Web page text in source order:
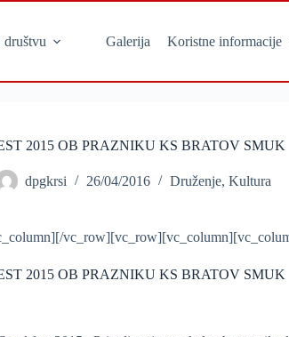
društvu Galerija Koristne informacije
2015 OB PRAZNIKU KS BRATOV SMUK
dpgkrsi 26/04/2016 Druženje, Kultura
2015 OB PRAZNIKU KS BRATOV SMUK